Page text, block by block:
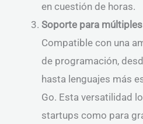
en cuestión de horas.
Soporte para
Compatible con una
de programación,
hasta lenguajes más
Go. Esta versatilidad
startups como para